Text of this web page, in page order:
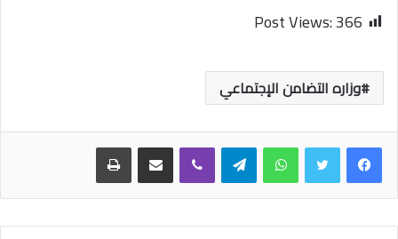
Post Views:366
وزاره التضامن الإجتماعي
واتساب تيلقرام